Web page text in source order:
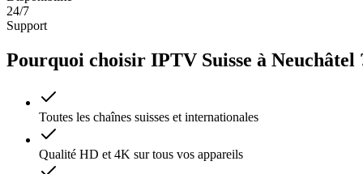
24/7
Support
Pourquoi choisir IPTV Suisse à Neuchâtel
Toutes les chaînes suisses et internationales
Qualité HD et 4K sur tous vos appareils